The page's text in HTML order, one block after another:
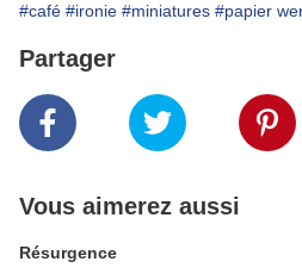
#café #ironie #miniatures #papier
Partager
Vous aimerez aussi
Résurgence